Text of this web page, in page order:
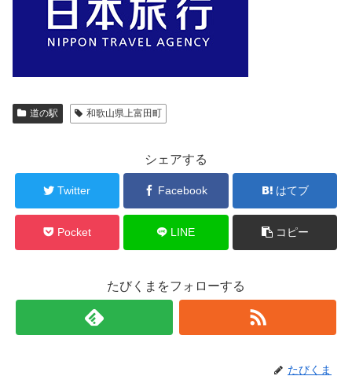
道の駅 和歌山県上富田町
シェアする
Twitter Facebook はてブ
Pocket LINE コピー
たびくまをフォローする
たびくま